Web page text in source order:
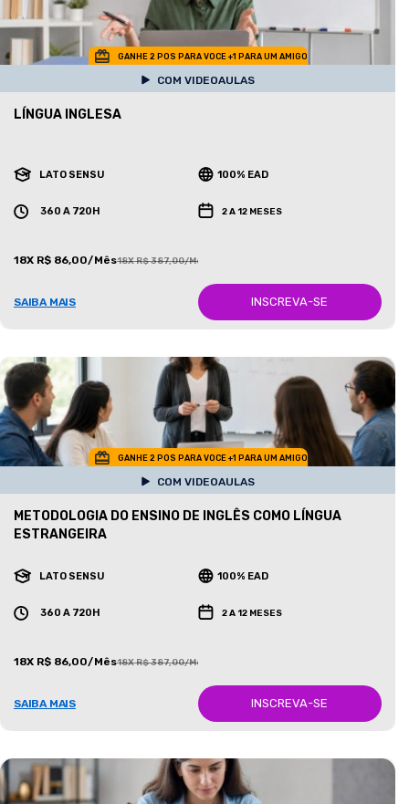
GANHE 2 POS PARA VOCE +1 PARA UM AMIGO
COM VIDEOAULAS
LÍNGUA INGLESA
LATO SENSU 100% EAD
360 A 720H 2 A 12 MESES
18X R$ 86,00/Mês18X R$ 387,00/Mês
SAIBA MAIS INSCREVA-SE
GANHE 2 POS PARA VOCE +1 PARA UM AMIGO
COM VIDEOAULAS
METODOLOGIA DO ENSINO DE INGLÊS COMO LÍNGUA
ESTRANGEIRA
LATO SENSU 100% EAD
360 A 720H 2 A 12 MESES
18X R$ 86,00/Mês18X R$ 387,00/Mês
SAIBA MAIS INSCREVA-SE